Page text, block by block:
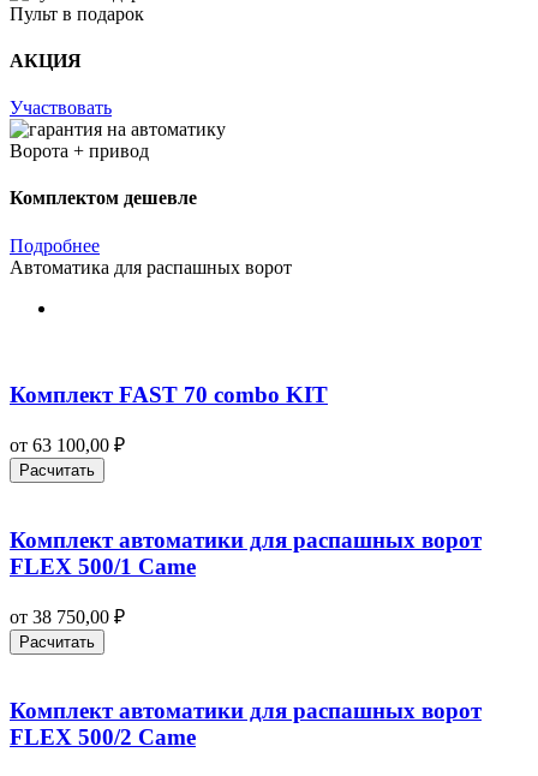
Пульт в подарок
АКЦИЯ
Участвовать
Ворота + привод
Комплектом дешевле
Подробнее
Автоматика для распашных ворот
Комплект FAST 70 combo KIT
от 63 100,00 ₽
Расчитать
Комплект автоматики для распашных ворот
FLEX 500/1 Came
от 38 750,00 ₽
Расчитать
Комплект автоматики для распашных ворот
FLEX 500/2 Came